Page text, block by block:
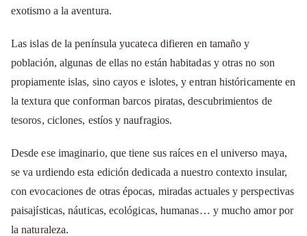
exotismo a la aventura.
Las islas de la península yucateca difieren en tamaño y
población, algunas de ellas no están habitadas y otras no son
propiamente islas, sino cayos e islotes, y entran históricamente en
la textura que conforman barcos piratas, descubrimientos de
tesoros, ciclones, estíos y naufragios.
Desde ese imaginario, que tiene sus raíces en el universo maya,
se va urdiendo esta edición dedicada a nuestro contexto insular,
con evocaciones de otras épocas, miradas actuales y perspectivas
paisajísticas, náuticas, ecológicas, humanas… y mucho amor por
la naturaleza.